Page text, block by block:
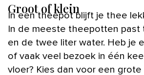
Groot of klein
In een theepot blijft je thee
In de meeste theepotten past
en de twee liter water. Heb je
of vaak veel bezoek in één
vloer? Kies dan voor een